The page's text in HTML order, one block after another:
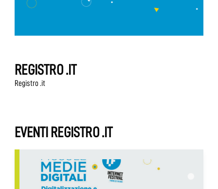
REGISTRO .IT
Registro .it
EVENTI REGISTRO .IT